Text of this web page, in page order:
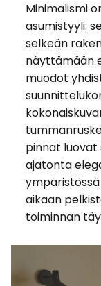
Minimalismi
asumistyyli:
selkeän
näyttämään
muodot
pinnat luovat
ajatonta
aikaan
toiminnan